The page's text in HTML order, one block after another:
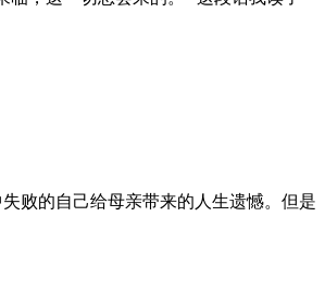
败的自己给母亲带来的人生遗憾。但是